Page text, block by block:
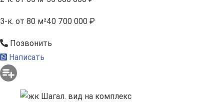
3-к. от 80 м²40 700 000 ₽
Позвонить
Написать